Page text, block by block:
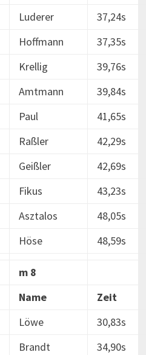
Luderer
37,24s
Hoffmann
37,35s
Krellig
39,76s
Amtmann
39,84s
Paul
41,65s
Raßler
42,29s
Geißler
42,69s
Fikus
43,23s
Asztalos
48,05s
Höse 48,59s
m 8
Name
Zeit
Löwe
30,83s
Brandt
34,90s